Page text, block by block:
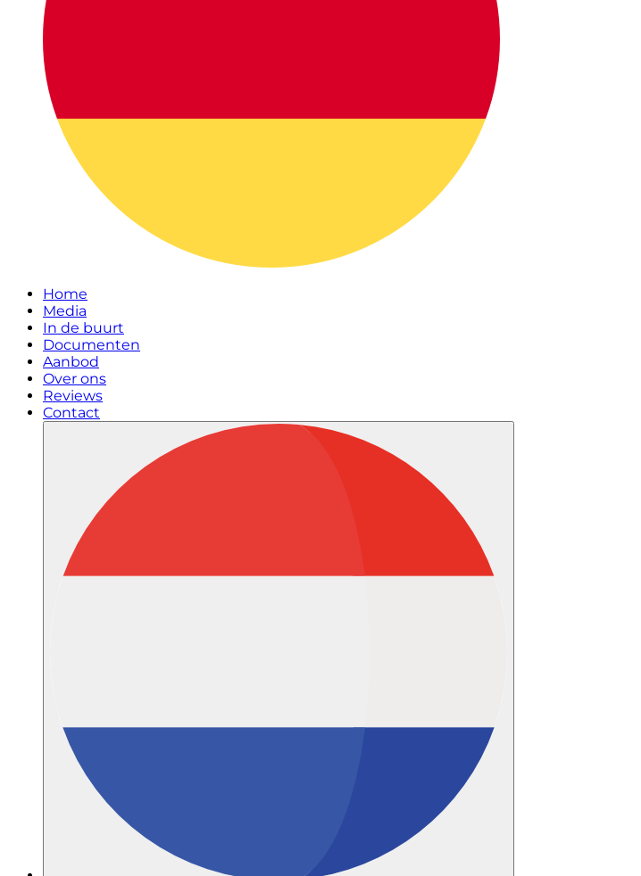
Home
Media
In de buurt
Documenten
Aanbod
Over ons
Reviews
Contact